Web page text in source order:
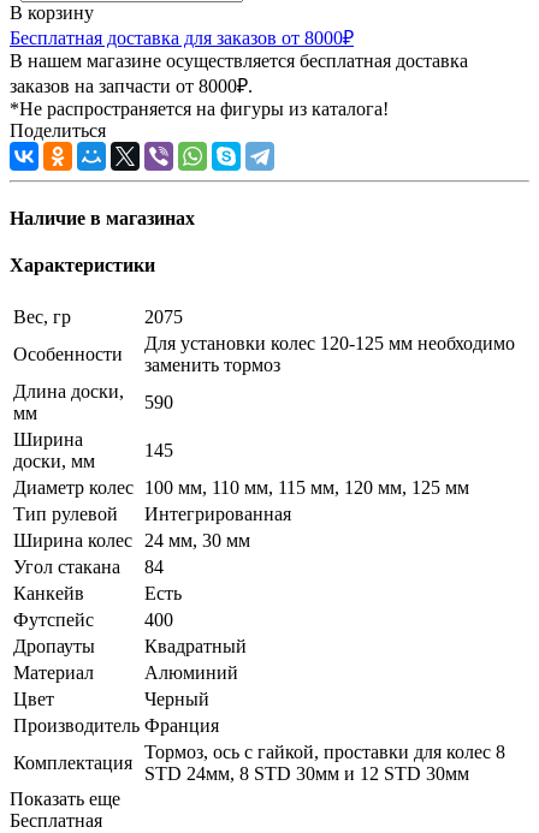
В корзину
Бесплатная доставка для заказов от 8000₽
В нашем магазине осуществляется бесплатная доставка
заказов на запчасти от 8000₽.
*Не распространяется на фигуры из каталога!
Поделиться
Наличие в магазинах
Характеристики
Вес, гр
2075
Особенности
Для установки колес 120-125 мм необходимо
заменить тормоз
Длина доски,
мм
590
Ширина
доски, мм
145
Диаметр колес 100 мм, 110 мм, 115 мм, 120 мм, 125 мм
Тип рулевой
Интегрированная
Ширина колес
24 мм, 30 мм
Угол стакана
84
Канкейв
Есть
Футспейс
400
Дропауты
Квадратный
Материал
Алюминий
Цвет
Черный
Производитель Франция
Комплектация
Тормоз, ось с гайкой, проставки для колес 8
STD 24мм, 8 STD 30мм и 12 STD 30мм
Показать еще
Бесплатная